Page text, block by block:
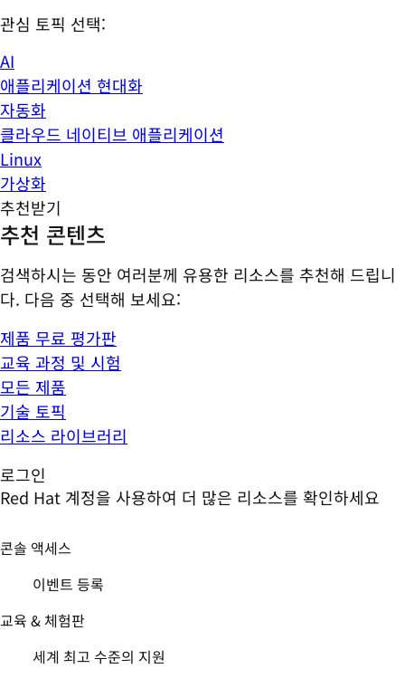
관심 토픽 선택:
AI
애플리케이션 현대화
자동화
클라우드 네이티브 애플리케이션
Linux
가상화
추천받기
추천 콘텐츠
검색하시는 동안 여러분께 유용한 리소스를 추천해 드립니
다. 다음 중 선택해 보세요:
제품 무료 평가판
교육 과정 및 시험
모든 제품
기술 토픽
리소스 라이브러리
로그인
Red Hat 계정을 사용하여 더 많은 리소스를 확인하세요
콘솔 액세스
이벤트 등록
교육 & 체험판
세계 최고 수준의 지원